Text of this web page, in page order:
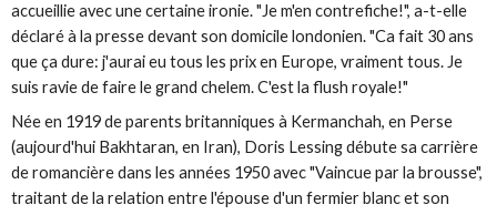
accueillie avec une certaine ironie. "Je m'en contrefiche!", a-t-elle
déclaré à la presse devant son domicile londonien. "Ca fait 30 ans
que ça dure: j'aurai eu tous les prix en Europe, vraiment tous. Je
suis ravie de faire le grand chelem. C'est la flush royale!"
Née en 1919 de parents britanniques à Kermanchah, en Perse
(aujourd'hui Bakhtaran, en Iran), Doris Lessing débute sa carrière
de romancière dans les années 1950 avec "Vaincue par la brousse",
traitant de la relation entre l'épouse d'un fermier blanc et son